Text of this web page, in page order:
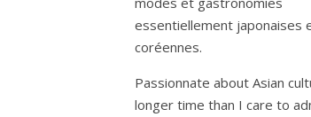
essentiellement japonaises
coréennes.
Passionnate about Asian
longer time than I care to